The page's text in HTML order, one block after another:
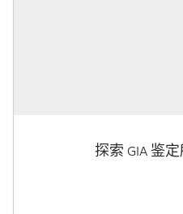
探索 GIA 鉴